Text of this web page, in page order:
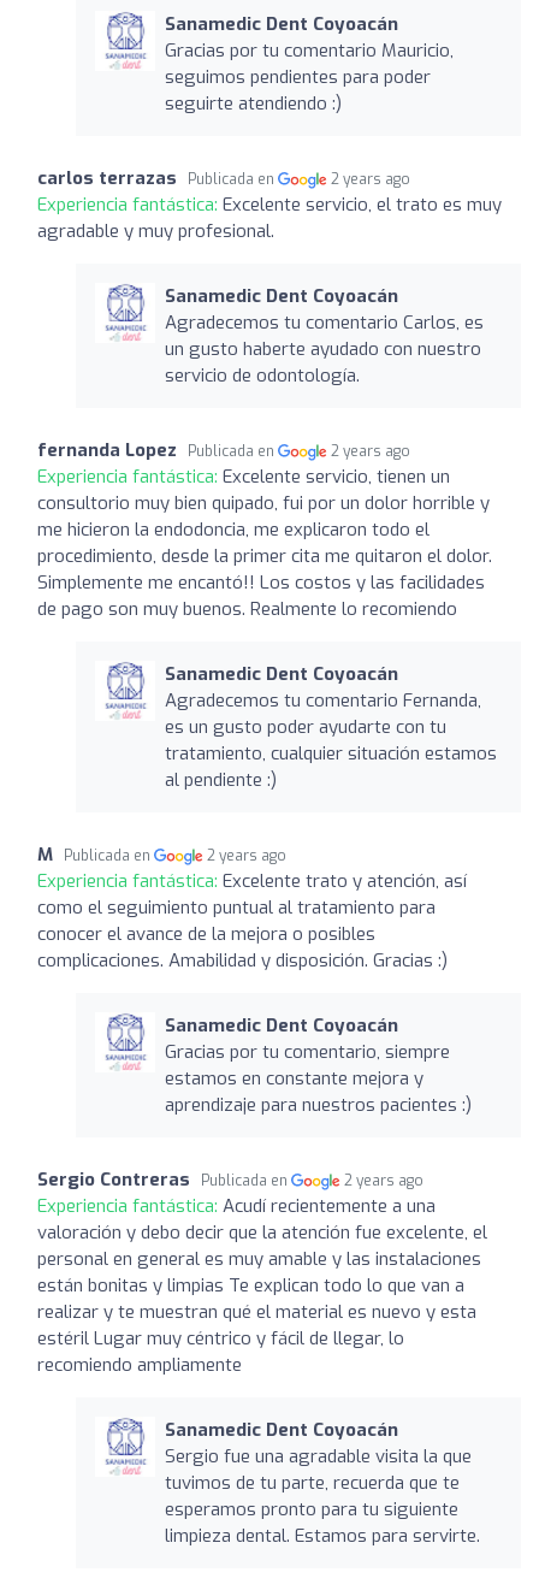
Sanamedic Dent Coyoacán
Gracias por tu comentario Mauricio,
seguimos pendientes para poder
seguirte atendiendo :)
carlos terrazas Publicada en 2 years ago
Experiencia fantástica: Excelente servicio, el trato es muy
agradable y muy profesional.
Sanamedic Dent Coyoacán
Agradecemos tu comentario Carlos, es
un gusto haberte ayudado con nuestro
servicio de odontología.
fernanda Lopez Publicada en 2 years ago
Experiencia fantástica: Excelente servicio, tienen un
consultorio muy bien quipado, fui por un dolor horrible y
me hicieron la endodoncia, me explicaron todo el
procedimiento, desde la primer cita me quitaron el dolor.
Simplemente me encantó!! Los costos y las facilidades
de pago son muy buenos. Realmente lo recomiendo
Sanamedic Dent Coyoacán
Agradecemos tu comentario Fernanda,
es un gusto poder ayudarte con tu
tratamiento, cualquier situación estamos
al pendiente :)
M Publicada en 2 years ago
Experiencia fantástica: Excelente trato y atención, así
como el seguimiento puntual al tratamiento para
conocer el avance de la mejora o posibles
complicaciones. Amabilidad y disposición. Gracias :)
Sanamedic Dent Coyoacán
Gracias por tu comentario, siempre
estamos en constante mejora y
aprendizaje para nuestros pacientes :)
Sergio Contreras Publicada en 2 years ago
Experiencia fantástica: Acudí recientemente a una
valoración y debo decir que la atención fue excelente, el
personal en general es muy amable y las instalaciones
están bonitas y limpias Te explican todo lo que van a
realizar y te muestran qué el material es nuevo y esta
estéril Lugar muy céntrico y fácil de llegar, lo
recomiendo ampliamente
Sanamedic Dent Coyoacán
Sergio fue una agradable visita la que
tuvimos de tu parte, recuerda que te
esperamos pronto para tu siguiente
limpieza dental. Estamos para servirte.